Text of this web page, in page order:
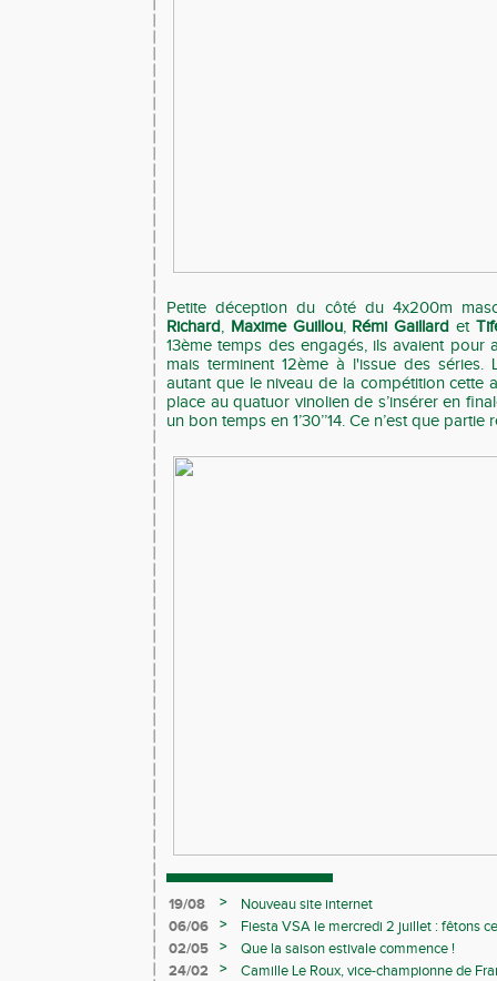
Petite déception du côté du 4x200m
Richard, Maxime Guillou, Rémi Gaillard et
13ème temps des engagés, ils avaient pour
mais terminent 12ème à l'issue des séries.
autant que le niveau de la compétition cette
place au quatuor vinolien de s’insérer en
un bon temps en 1’30’’14. Ce n’est que partie
19/08 >
Nouveau site internet
06/06
>
Fiesta VSA le mercredi 2 juillet : fêtons
02/05
>
Que la saison estivale commence !
24/02
>
Camille Le Roux, vice-championne de